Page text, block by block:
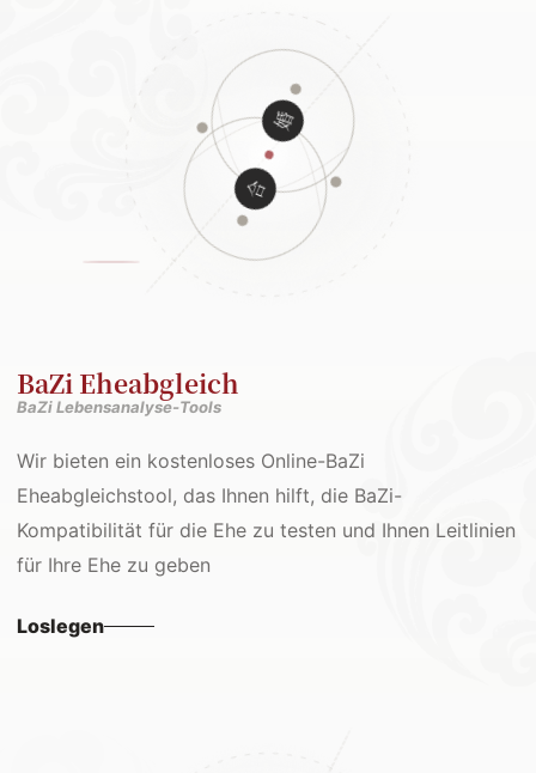
BaZi Eheabgleich
BaZi Lebensanalyse-Tools
Wir bieten ein kostenloses Online-BaZi
Eheabgleichstool, das Ihnen hilft, die BaZi-
Kompatibilität für die Ehe zu testen und Ihnen Leitlinien
für Ihre Ehe zu geben
Loslegen